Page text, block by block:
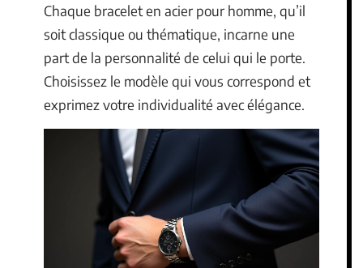
Chaque bracelet en acier pour homme, qu’il
soit classique ou thématique, incarne une
part de la personnalité de celui qui le porte.
Choisissez le modèle qui vous correspond et
exprimez votre individualité avec élégance.